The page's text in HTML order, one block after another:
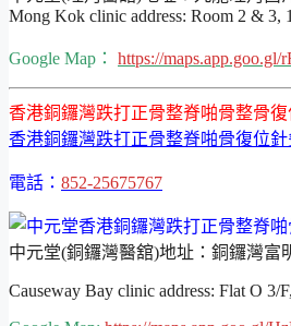
Mong Kok clinic address: Room 2 & 3,
Google Map： https://
香港銅鑼灣跌打正骨整脊啪骨整骨
香港銅鑼灣跌打正骨整脊啪骨復位針
電話： 852-25675767
中元堂(銅鑼灣醫舘)地址：銅鑼灣富
Causeway Bay clinic address: Flat O